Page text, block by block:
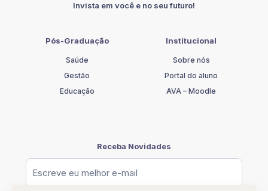
Invista em você e no seu futuro!
Pós-Graduação
Saúde
Gestão
Educação
Institucional
Sobre nós
Portal do aluno
AVA – Moodle
Receba Novidades